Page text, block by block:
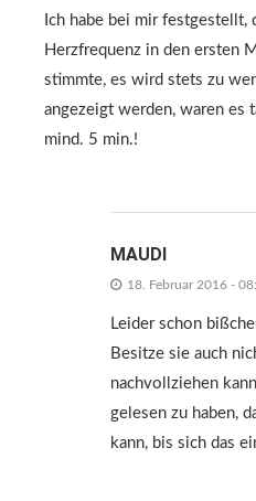
Ich habe bei mir festgestellt,
Herzfrequenz in den ersten
stimmte, es wird stets zu
angezeigt werden, waren es
mind. 5 min.!
MAUDI
18. Februar 2016 -
Leider schon
Besitze sie auch
nachvollziehen
gelesen zu haben,
kann, bis sich das